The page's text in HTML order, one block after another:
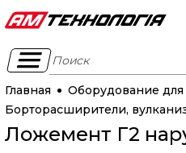
Поиск
Главная
Оборудование
Борторасширители,
Ложемент Г2